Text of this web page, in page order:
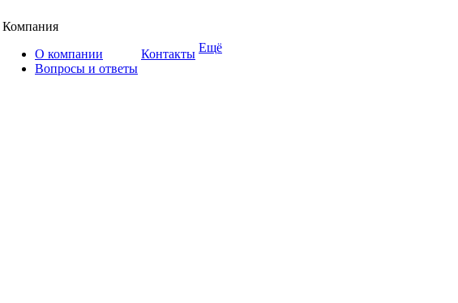
Компания
О компании
Вопросы и ответы
Контакты Ещё